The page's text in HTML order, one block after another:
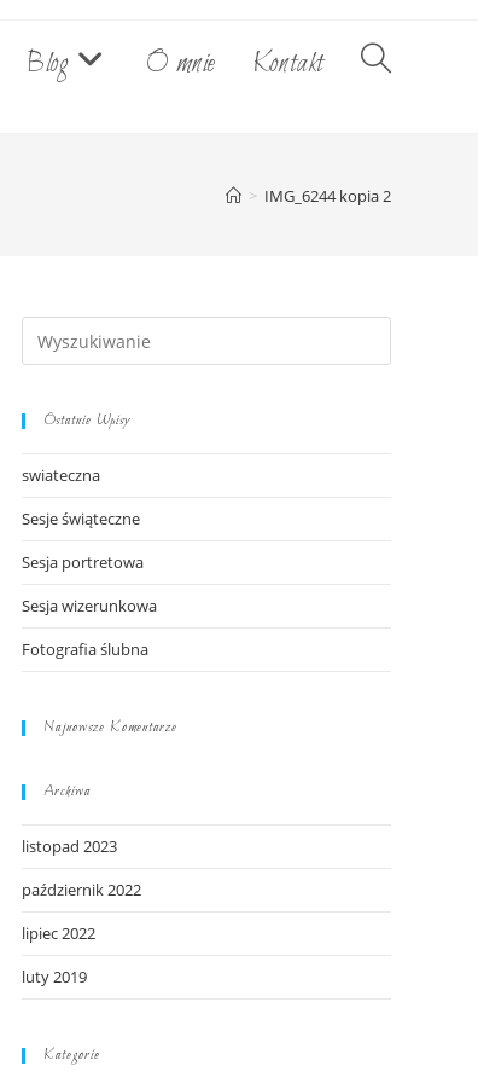
Blog O mnie Kontakt Toggle
> IMG_6244 kopia 2
Ostatnie Wpisy
swiateczna
Sesje świąteczne
Sesja portretowa
Sesja wizerunkowa
Fotografia ślubna
Najnowsze Komentarze
Archiwa
listopad 2023
październik 2022
lipiec 2022
luty 2019
Kategorie